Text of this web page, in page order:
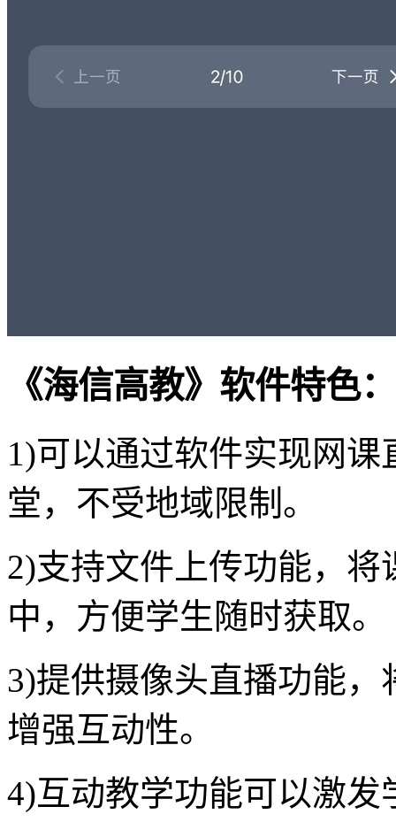
《海信高教》软件特色：
1)可以通过软件实现网
堂，不受地域限制。
2)支持文件上传功能，
中，方便学生随时获取。
3)提供摄像头直播功能
增强互动性。
4)互动教学功能可以激